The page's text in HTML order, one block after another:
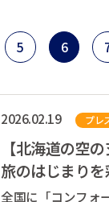
5 6
2026.02.19 プレ
【北海道の空
旅のはじまり
拠点が誕生】
全国に「コンフォ